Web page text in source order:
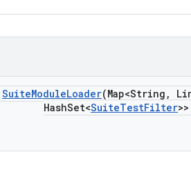
SuiteModuleLoader(Map<String ,
HashSet<SuiteTestFilter